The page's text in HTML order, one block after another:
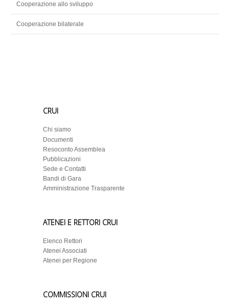
Cooperazione allo sviluppo
Cooperazione bilaterale
CRUI
Chi siamo
Documenti
Resoconto Assemblea
Pubblicazioni
Sede e Contatti
Bandi di Gara
Amministrazione Trasparente
ATENEI E RETTORI CRUI
Elenco Rettori
Atenei Associati
Atenei per Regione
COMMISSIONI CRUI